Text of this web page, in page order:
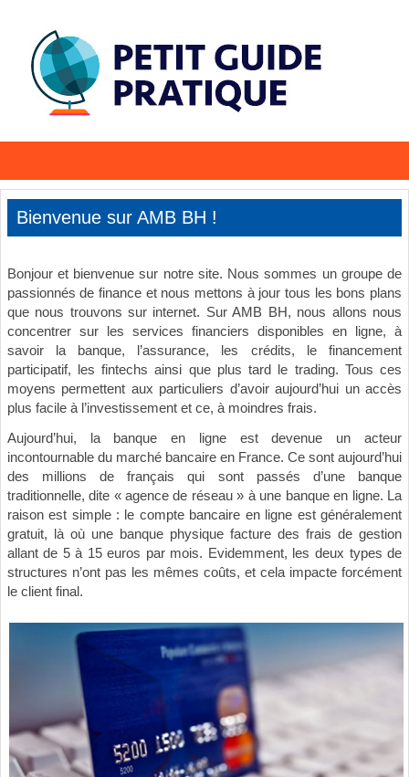
Bienvenue sur AMB BH !
Bonjour et bienvenue sur notre site. Nous sommes un groupe de
passionnés de finance et nous mettons à jour tous les bons plans
que nous trouvons sur internet. Sur AMB BH, nous allons nous
concentrer sur les services financiers disponibles en ligne, à
savoir la banque, l’assurance, les crédits, le financement
participatif, les fintechs ainsi que plus tard le trading. Tous ces
moyens permettent aux particuliers d’avoir aujourd’hui un accès
plus facile à l’investissement et ce, à moindres frais.
Aujourd’hui, la banque en ligne est devenue un acteur
incontournable du marché bancaire en France. Ce sont aujourd’hui
des millions de français qui sont passés d’une banque
traditionnelle, dite « agence de réseau » à une banque en ligne. La
raison est simple : le compte bancaire en ligne est généralement
gratuit, là où une banque physique facture des frais de gestion
allant de 5 à 15 euros par mois. Evidemment, les deux types de
structures n’ont pas les mêmes coûts, et cela impacte forcément
le client final.